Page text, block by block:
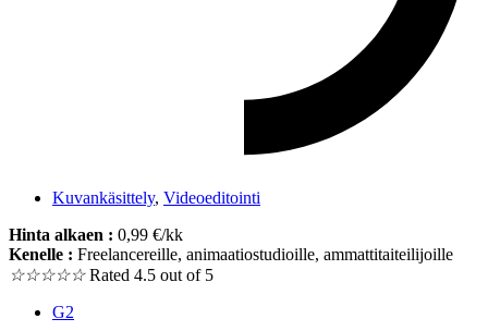
Kuvankäsittely, Videoeditointi
Hinta alkaen : 0,99 €/kk
Kenelle : Freelancereille, animaatiostudioille, ammattitaiteilijoille
☆☆☆☆☆ Rated 4.5 out of 5
G2